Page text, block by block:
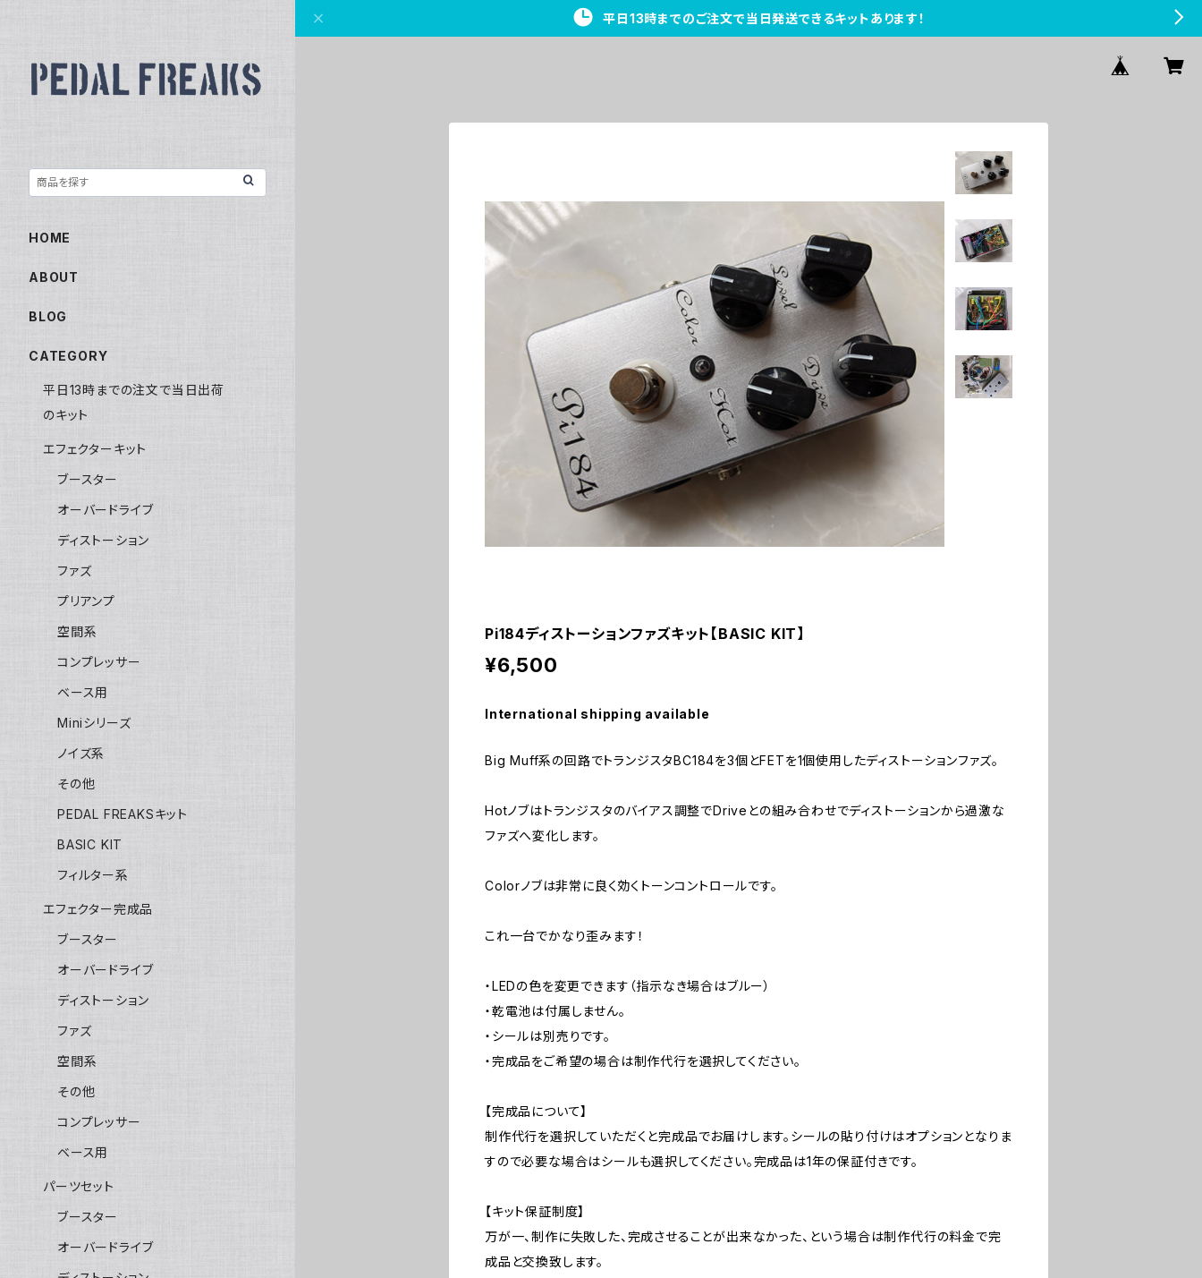
平日13時までのご注文で当日発送できるキットあります！
Pi184ディストーションファズキット【BASIC KIT】
¥6,500
International shipping available
Big Muff系の回路でトランジスタBC184を3個とFETを1個使用したディストーションファズ。
Hotノブはトランジスタのバイアス調整でDriveとの組み合わせでディストーションから過激な
ファズへ変化します。
Colorノブは非常に良く効くトーンコントロールです。
これ一台でかなり歪みます！
・LEDの色を変更できます（指示なき場合はブルー）
・乾電池は付属しません。
・シールは別売りです。
・完成品をご希望の場合は制作代行を選択してください。
【完成品について】
制作代行を選択していただくと完成品でお届けします。シールの貼り付けはオプションとなりま
すので必要な場合はシールも選択してください。完成品は1年の保証付きです。
【キット保証制度】
万が一、制作に失敗した、完成させることが出来なかった、という場合は制作代行の料金で完
成品と交換致します。
HOME
ABOUT
BLOG
CATEGORY
平日13時までの注文で当日出荷
のキット
エフェクターキット
ブースター
オーバードライブ
ディストーション
ファズ
プリアンプ
空間系
コンプレッサー
ベース用
Miniシリーズ
ノイズ系
その他
PEDAL FREAKSキット
BASIC KIT
フィルター系
エフェクター完成品
ブースター
オーバードライブ
ディストーション
ファズ
空間系
その他
コンプレッサー
ベース用
パーツセット
ブースター
オーバードライブ